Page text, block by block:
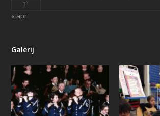
31
« apr
Galerij